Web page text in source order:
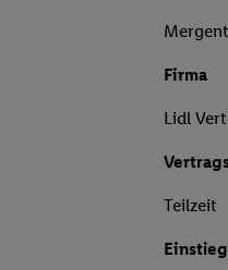
Firma
Lidl
Teilzeit